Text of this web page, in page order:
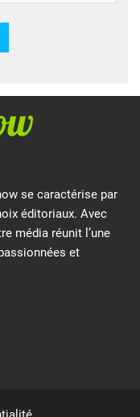
se caractérise par
éditoriaux. Avec
média réunit l’une
et